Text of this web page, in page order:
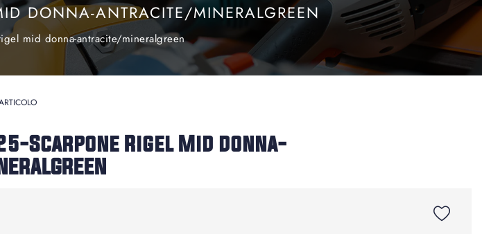
DONNA-ANTRACITE/MINERALGREEN
mid donna-antracite/mineralgreen
Scarpone Rigel Mid donna-